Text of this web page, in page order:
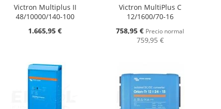
Victron Multiplus II
48/10000/140-100
1.665,95 €
Victron MultiPlus C
12/1600/70-16
Oferta
758,95 € Precio normal
759,95 €